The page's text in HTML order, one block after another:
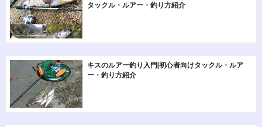
タックル・ルアー・釣り方紹介
キスのルアー釣り入門|初心者向けタックル・ルア
ー・釣り方紹介